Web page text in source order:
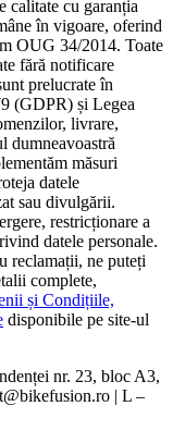
calitate cu garanția
în vigoare, oferind
OUG 34/2014. Toate
fără notificare
prelucrate în
(GDPR) și Legea
livrare,
dumneavoastră
măsuri
datele
sau divulgării.
restricționare a
datele personale.
reclamații, ne puteți
complete,
și Condițiile,
disponibile pe site-ul
nr. 23, bloc A3,
| L –